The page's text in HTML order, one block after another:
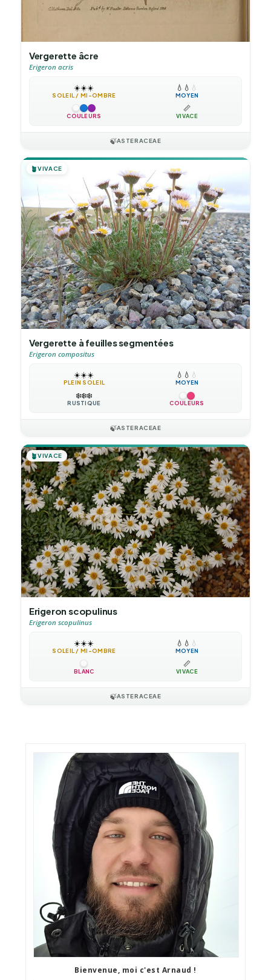
Vergerette âcre
Erigeron acris
☀️☀️☀️
SOLEIL / MI-OMBRE
💧 💧 💧
MOYEN
COULEURS
📏
VIVACE
🍃ASTERACEAE
🪴VIVACE
Vergerette à feuilles segmentées
Erigeron compositus
☀️☀️☀️
PLEIN SOLEIL
💧 💧 💧
MOYEN
❄️❄️❄️
RUSTIQUE COULEURS
🍃ASTERACEAE
🪴VIVACE
Erigeron scopulinus
Erigeron scopulinus
☀️☀️☀️
SOLEIL / MI-OMBRE
💧 💧 💧
MOYEN
BLANC
📏
VIVACE
🍃ASTERACEAE
Bienvenue, moi c'est Arnaud !